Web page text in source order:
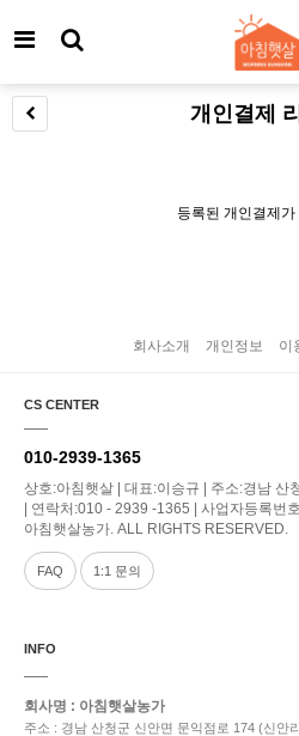
개인결제
등록된 개인결제가
회사소개 개인정보 이
CS CENTER
010-2939-1365
상호:아침햇살 | 대표:이승규 | 주소:경남 산
| 연락처:010 - 2939 -1365 | 사업자등록
아침햇살농가. ALL RIGHTS RESERVED.
FAQ 1:1 문의
INFO
회사명 : 아침햇살농가
주소 : 경남 산청군 신안면 문익점로 174 (신안